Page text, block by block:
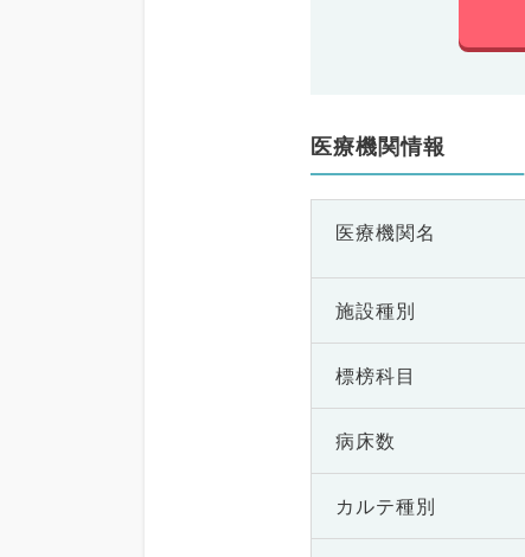
医療機関情報
医療機関名
施設種別
標榜科目
病床数
カルテ種別